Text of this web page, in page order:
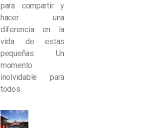
para compartir y
hacer una
diferencia en la
vida de estas
pequeñas. Un
momento
inolvidable para
todos.